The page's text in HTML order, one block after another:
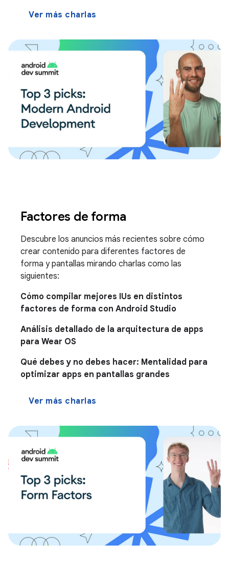
Ver más charlas
Factores de forma
Descubre los anuncios más recientes sobre cómo
crear contenido para diferentes factores de
forma y pantallas mirando charlas como las
siguientes:
Cómo compilar mejores IUs en distintos
factores de forma con Android Studio
Análisis detallado de la arquitectura de apps
para Wear OS
Qué debes y no debes hacer: Mentalidad para
optimizar apps en pantallas grandes
Ver más charlas